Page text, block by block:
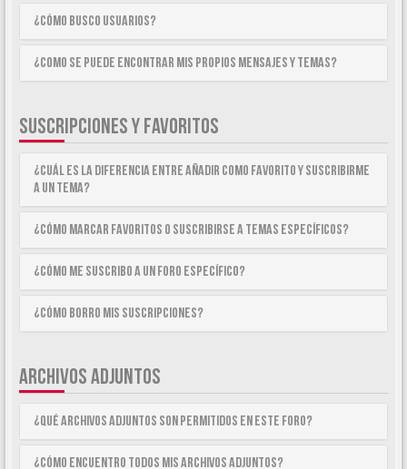
¿Cómo busco usuarios?
¿Como se puede encontrar mis propios mensajes y temas?
SUSCRIPCIONES Y FAVORITOS
¿Cuál es la diferencia entre añadir como Favorito y suscribirme
a un tema?
¿Cómo marcar Favoritos o suscribirse a temas específicos?
¿Cómo me suscribo a un foro específico?
¿Cómo borro mis suscripciones?
ARCHIVOS ADJUNTOS
¿Qué archivos adjuntos son permitidos en este foro?
¿Cómo encuentro todos mis archivos adjuntos?